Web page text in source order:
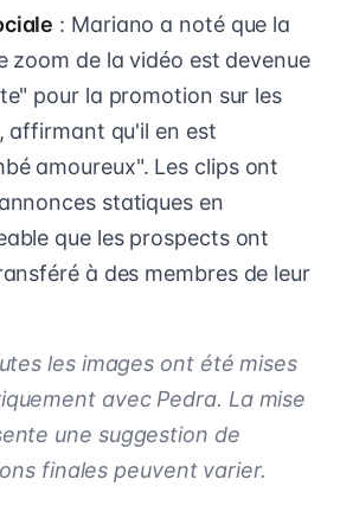
: Mariano a noté que la
zoom de la vidéo est devenue
pour la promotion sur les
affirmant qu'il en est
amoureux". Les clips ont
statiques en
que les prospects ont
à des membres de leur
les images ont été mises
avec Pedra. La mise
une suggestion de
finales peuvent varier.